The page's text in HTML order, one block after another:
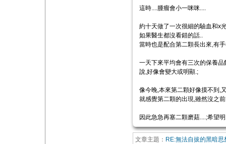
這時....腫瘤會小一咪咪....
約十天做了一次很細的驗血和x
如果醫生都沒看錯的話..
當時也是配合第二顆長出來,有
一天下來平均會有三次的保養
說,好像會變大或明顯.;
像今晚,本來第二顆好像摸不到,
就感覺第二顆的出現,雖然沒之
因此急急再塞二顆磨菇....;希望
文章主題： RE:無法自拔的黑暗思